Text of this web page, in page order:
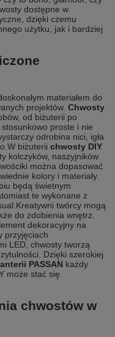
dostępne w
dzięki czemu
użytku, jak i bardziej
materiałem do
projektów. Chwosty
od biżuterii po
proste i nie
odrobina nici, igła
W biżuterii chwosty DIY
kolczyków, naszyjników
można dopasować
kolory i materiały.
będą świetnym
te wykonane z
Kreatywni twórcy mogą
do zdobienia wnętrz.
dekoracyjny na
przyjęciach
LED, chwosty tworzą
Dzięki szerokiej
PASSAN każdy
może stać się
chwostów w